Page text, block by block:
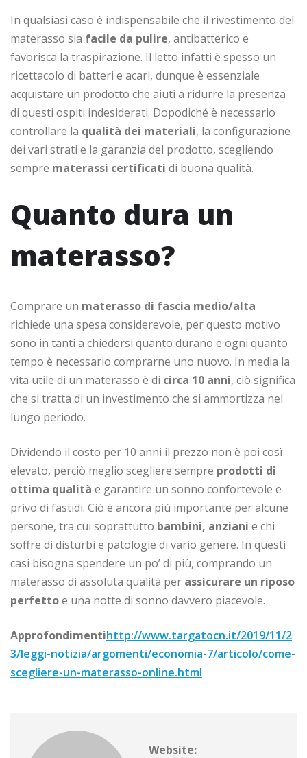
In qualsiasi caso è indispensabile che il rivestimento del
materasso sia facile da pulire, antibatterico e
favorisca la traspirazione. Il letto infatti è spesso un
ricettacolo di batteri e acari, dunque è essenziale
acquistare un prodotto che aiuti a ridurre la presenza
di questi ospiti indesiderati. Dopodiché è necessario
controllare la qualità dei materiali, la configurazione
dei vari strati e la garanzia del prodotto, scegliendo
sempre materassi certificati di buona qualità.
Quanto dura un
materasso?
Comprare un materasso di fascia medio/alta
richiede una spesa considerevole, per questo motivo
sono in tanti a chiedersi quanto durano e ogni quanto
tempo è necessario comprarne uno nuovo. In media la
vita utile di un materasso è di circa 10 anni, ciò significa
che si tratta di un investimento che si ammortizza nel
lungo periodo.
Dividendo il costo per 10 anni il prezzo non è poi così
elevato, perciò meglio scegliere sempre prodotti di
ottima qualità e garantire un sonno confortevole e
privo di fastidi. Ciò è ancora più importante per alcune
persone, tra cui soprattutto bambini, anziani e chi
soffre di disturbi e patologie di vario genere. In questi
casi bisogna spendere un po’ di più, comprando un
materasso di assoluta qualità per assicurare un riposo
perfettoe una notte di sonno davvero piacevole.
Approfondimentihttp://www.targatocn.it/2019/11/2
3/leggi-notizia/argomenti/economia-7/articolo/come-
scegliere-un-materasso-online.html
Website: